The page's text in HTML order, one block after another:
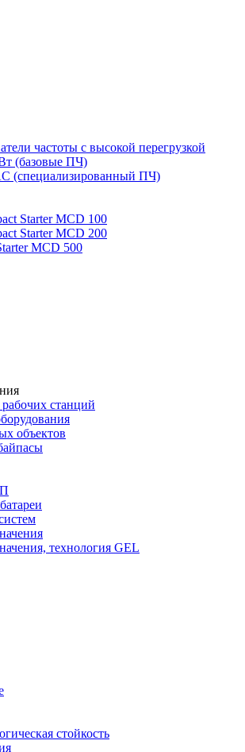
частоты с высокой перегрузкой
(базовые ПЧ)
(специализированный ПЧ)
Starter MCD 100
Starter MCD 200
MCD 500
станций
объектов
технология GEL
стойкость